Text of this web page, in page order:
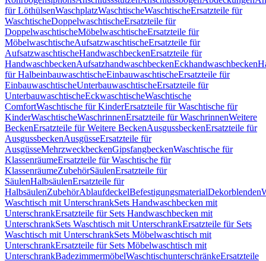
für LöthülsenWaschplatzWaschtischeWaschtischeErsatzteile für
WaschtischeDoppelwaschtischeErsatzteile für
DoppelwaschtischeMöbelwaschtischeErsatzteile für
MöbelwaschtischeAufsatzwaschtischeErsatzteile für
AufsatzwaschtischeHandwaschbeckenErsatzteile für
HandwaschbeckenAufsatzhandwaschbeckenEckhandwaschbecken
für HalbeinbauwaschtischeEinbauwaschtischeErsatzteile für
EinbauwaschtischeUnterbauwaschtischeErsatzteile für
UnterbauwaschtischeEckwaschtischeWaschtische
ComfortWaschtische für KinderErsatzteile für Waschtische für
KinderWaschtischeWaschrinnenErsatzteile für WaschrinnenWeitere
BeckenErsatzteile für Weitere BeckenAusgussbeckenErsatzteile für
AusgussbeckenAusgüsseErsatzteile für
AusgüsseMehrzweckbeckenGipsfangbeckenWaschtische für
KlassenräumeErsatzteile für Waschtische für
KlassenräumeZubehörSäulenErsatzteile für
SäulenHalbsäulenErsatzteile für
HalbsäulenZubehörAblaufdeckelBefestigungsmaterialDekorblenden
Waschtisch mit UnterschrankSets Handwaschbecken mit
UnterschrankErsatzteile für Sets Handwaschbecken mit
UnterschrankSets Waschtisch mit UnterschrankErsatzteile für Sets
Waschtisch mit UnterschrankSets Möbelwaschtisch mit
UnterschrankErsatzteile für Sets Möbelwaschtisch mit
UnterschrankBadezimmermöbelWaschtischunterschränkeErsatzteile